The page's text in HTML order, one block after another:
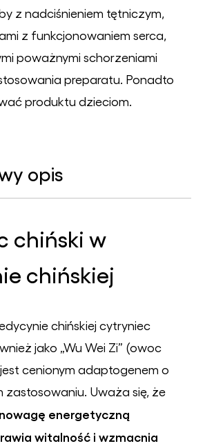
z nadciśnieniem tętniczym,
z funkcjonowaniem serca,
poważnymi schorzeniami
preparatu. Ponadto
produktu dzieciom.
opis
chiński w
chińskiej
chińskiej cytryniec
jako „Wu Wei Zi” (owoc
cenionym adaptogenem o
zastosowaniu. Uważa się, że
energetyczną
witalność i wzmacnia